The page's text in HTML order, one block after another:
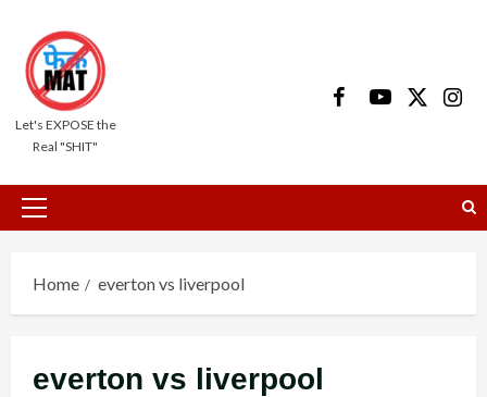
content
Let's EXPOSE the
Real "SHIT"
FacebookYoutube
X
Primary
Home everton vs liverpool
everton vs liverpool